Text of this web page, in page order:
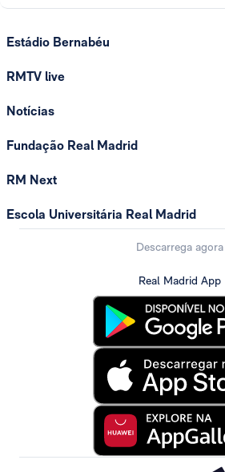
Estádio Bernabéu
RMTV live
Notícias
Fundação Real Madrid
RM Next
Escola Universitária Real Madrid
Descarrega agora
Real Madrid App